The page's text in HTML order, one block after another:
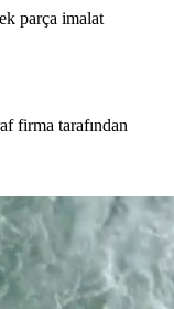
parça imalat
firma tarafından